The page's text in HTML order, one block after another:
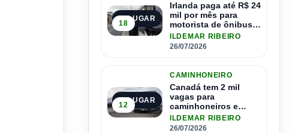
2º LUGAR
18
Irlanda paga até R$ 24
mil por mês para
motorista de ônibus e
pode contratar até
1.500 motoristas
ILDEMAR RIBEIRO
26/07/2026
3º LUGAR
12
CAMINHONEIRO
Canadá tem 2 mil
vagas para
caminhoneiros e
salário de até R$ 24
mil por mês
ILDEMAR RIBEIRO
26/07/2026